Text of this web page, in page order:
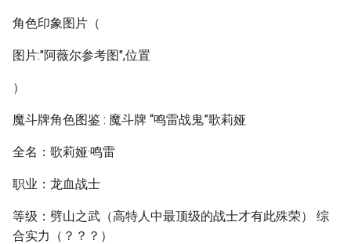
角色印象图片（
图片:"阿薇尔参考图",位置
）
魔斗牌角色图鉴 : 魔斗牌 “鸣雷战鬼”歌莉娅
全名：歌莉娅·鸣雷
职业：龙血战士
等级：劈山之武（高特人中最顶级的战士才有此殊荣） 综
合实力（？？？）